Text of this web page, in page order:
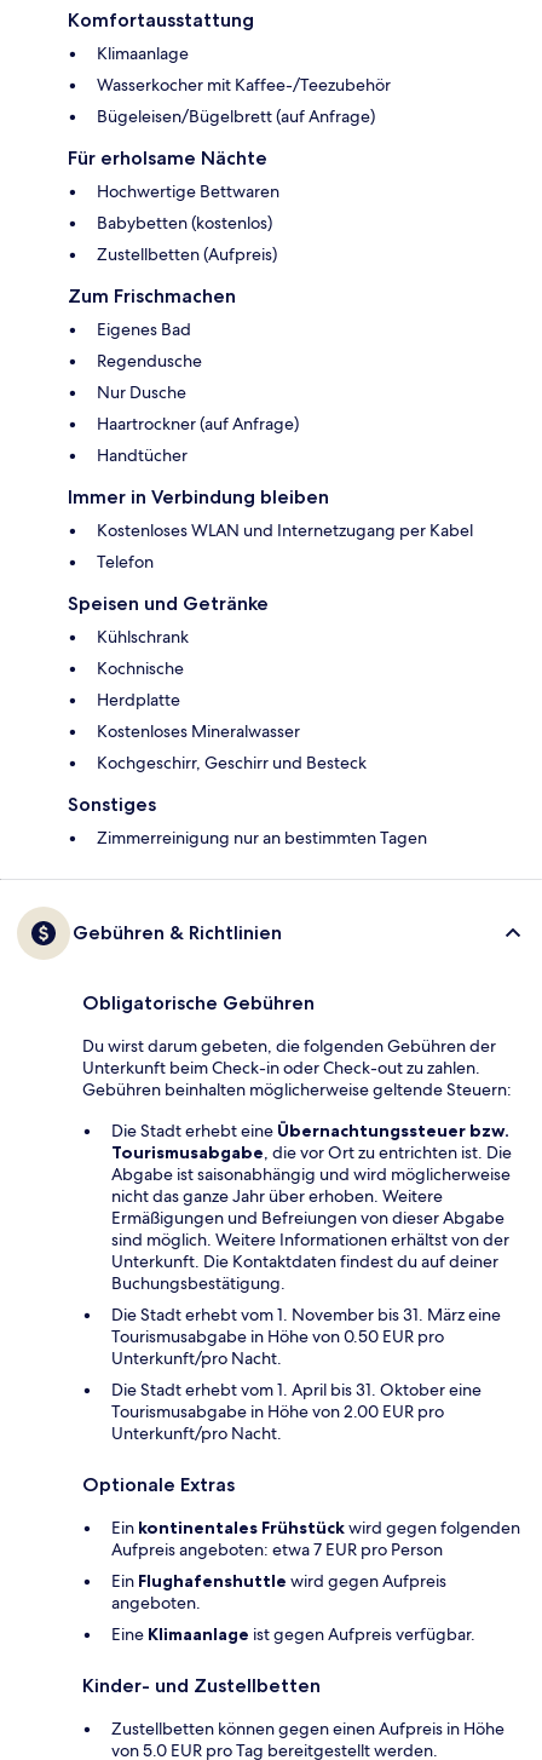
Komfortausstattung
Klimaanlage
Wasserkocher mit Kaffee-/Teezubehör
Bügeleisen/Bügelbrett (auf Anfrage)
Für erholsame Nächte
Hochwertige Bettwaren
Babybetten (kostenlos)
Zustellbetten (Aufpreis)
Zum Frischmachen
Eigenes Bad
Regendusche
Nur Dusche
Haartrockner (auf Anfrage)
Handtücher
Immer in Verbindung bleiben
Kostenloses WLAN und Internetzugang per Kabel
Telefon
Speisen und Getränke
Kühlschrank
Kochnische
Herdplatte
Kostenloses Mineralwasser
Kochgeschirr, Geschirr und Besteck
Sonstiges
Zimmerreinigung nur an bestimmten Tagen
Gebühren & Richtlinien
Obligatorische Gebühren
Du wirst darum gebeten, die folgenden Gebühren der
Unterkunft beim Check-in oder Check-out zu zahlen.
Gebühren beinhalten möglicherweise geltende Steuern:
Die Stadt erhebt eine Übernachtungssteuer bzw.
Tourismusabgabe, die vor Ort zu entrichten ist. Die
Abgabe ist saisonabhängig und wird möglicherweise
nicht das ganze Jahr über erhoben. Weitere
Ermäßigungen und Befreiungen von dieser Abgabe
sind möglich. Weitere Informationen erhältst von der
Unterkunft. Die Kontaktdaten findest du auf deiner
Buchungsbestätigung.
Die Stadt erhebt vom 1. November bis 31. März eine
Tourismusabgabe in Höhe von 0.50 EUR pro
Unterkunft/pro Nacht.
Die Stadt erhebt vom 1. April bis 31. Oktober eine
Tourismusabgabe in Höhe von 2.00 EUR pro
Unterkunft/pro Nacht.
Optionale Extras
Ein kontinentales Frühstückwird gegen folgenden
Aufpreis angeboten: etwa 7 EUR pro Person
Ein Flughafenshuttle wird gegen Aufpreis
angeboten.
Eine Klimaanlage ist gegen Aufpreis verfügbar.
Kinder- und Zustellbetten
Zustellbetten können gegen einen Aufpreis in Höhe
von 5.0 EUR pro Tag bereitgestellt werden.